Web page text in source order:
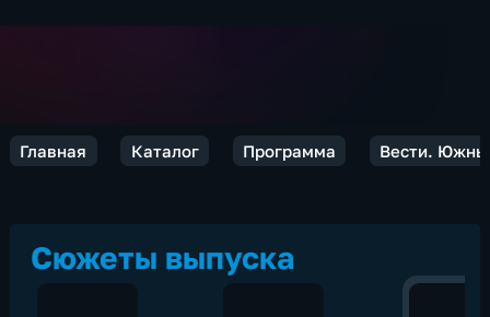
Главная Каталог Программа Вести.
Сюжеты выпуска